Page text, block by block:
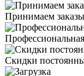
Принимаем
Скидки